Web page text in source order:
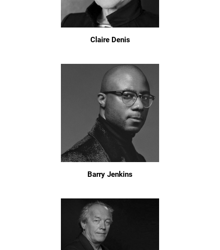
Claire Denis
Barry Jenkins